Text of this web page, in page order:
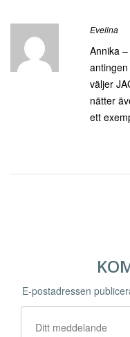
Evelina
Annika
väljer
nätter
ett
E-postadressen